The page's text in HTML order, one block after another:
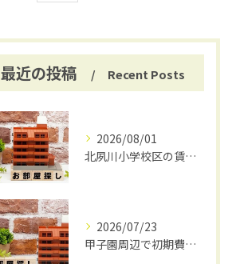
最近の投稿 Recent Posts
2026/08/01
北夙川小学校区の賃貸と仲介手数料無料の魅力
2026/07/23
甲子園周辺で初期費用安く賃貸探し